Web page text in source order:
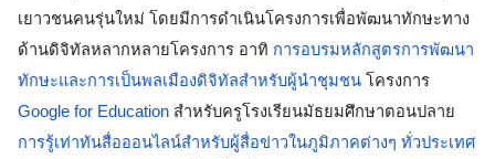
เยาวชนคนรุ่นใหม่ โดยมีการดำเนินโครงการเพื่อพัฒนาทักษะทาง
ด้านดิจิทัลหลากหลายโครงการ อาทิ การอบรมหลักสูตรการพัฒนา
ทักษะและการเป็นพลเมืองดิจิทัลสำหรับผู้นำชุมชน
Google for Education
การรู้เท่าทันสื่อออนไลน์สำหรับผู้สื่อข่าวในภูมิภาคต่างๆ ทั่วประเทศ